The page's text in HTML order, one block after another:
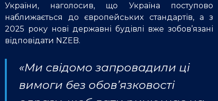
України, наголосив, що Україна поступово
наближається до європейських стандартів, а з
2025 року нові державні будівлі вже зобов’язані
відповідати NZEB.
«Ми свідомо запровадили ці
вимоги без обов’язковості